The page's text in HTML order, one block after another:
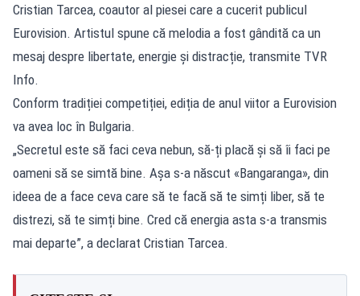
Cristian Tarcea, coautor al piesei care a cucerit publicul
Eurovision. Artistul spune că melodia a fost gândită ca un
mesaj despre libertate, energie și distracție, transmite TVR
Info.
Conform tradiției competiției, ediția de anul viitor a Eurovision
va avea loc în Bulgaria.
„Secretul este să faci ceva nebun, să-ți placă și să îi faci pe
oameni să se simtă bine. Așa s-a născut «Bangaranga», din
ideea de a face ceva care să te facă să te simți liber, să te
distrezi, să te simți bine. Cred că energia asta s-a transmis
mai departe”, a declarat Cristian Tarcea.